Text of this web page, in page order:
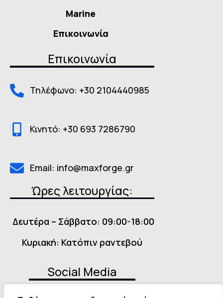
Marine
Επικοινωνία
Επικοινωνία
Τηλέφωνο: +30 2104440985
Κινητό: +30 693 7286790
Email: info@maxforge.gr
Ώρες λειτουργίας:
Δευτέρα – Σάββατο: 09:00-18:00
Κυριακή: Κατόπιν ραντεβού
Social Media